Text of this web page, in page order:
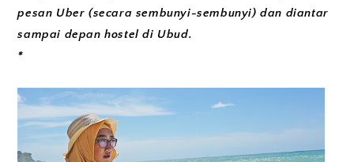
pesan Uber (secara sembunyi-sembunyi) dan diantar
sampai depan hostel di Ubud.
*